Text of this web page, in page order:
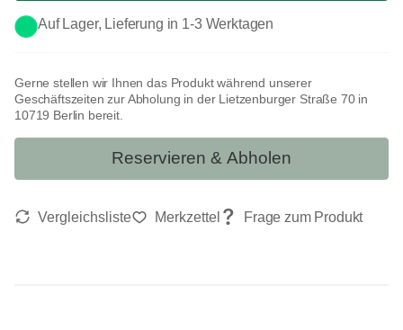
Gerne stellen wir Ihnen das Produkt während unserer
Geschäftszeiten zur Abholung in der Lietzenburger Straße 70 in
10719 Berlin bereit.
Reservieren & Abholen
Auf Lager, Lieferung in 1-3 Werktagen